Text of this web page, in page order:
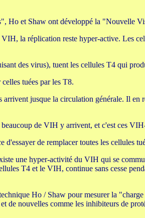
Ho et Shaw ont développé la
la réplication reste hyper-active. Les
des virus), tuent les cellules T4 qui
tuées par les T8.
jusque la circulation générale. Il
de VIH y arrivent, et c'est ces
de remplacer toutes les cellules
une hyper-activité du VIH qui se
T4 et le VIH, continue sans cesse
Ho / Shaw pour mesurer la
de nouvelles comme les inhibiteurs de